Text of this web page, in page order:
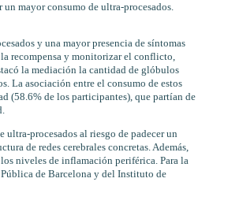
mayor consumo de ultra-procesados.
y una mayor presencia de síntomas
recompensa y monitorizar el conflicto,
la mediación la cantidad de glóbulos
La asociación entre el consumo de estos
(58.6% de los participantes), que partían de
procesados al riesgo de padecer un
de redes cerebrales concretas. Además,
niveles de inflamación periférica. Para la
de Barcelona y del Instituto de